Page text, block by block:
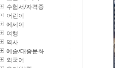
수험서/자격증
어린이
에세이
여행
역사
예술/대중문화
외국어